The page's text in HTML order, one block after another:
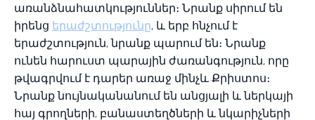
առանձնահատկություններ։ Նրանք սիրում են
իրենց երաժշտությունը, և երբ հնչում է
երաժշտություն, նրանք պարում են։ Նրանք
ունեն հարուստ պարային ժառանգություն, որը
թվագրվում է դարեր առաջ մինչև Քրիստոս։
Նրանք նույնականանում են անցյալի և ներկայի
հայ գրողների, բանաստեղծների և նկարիչների